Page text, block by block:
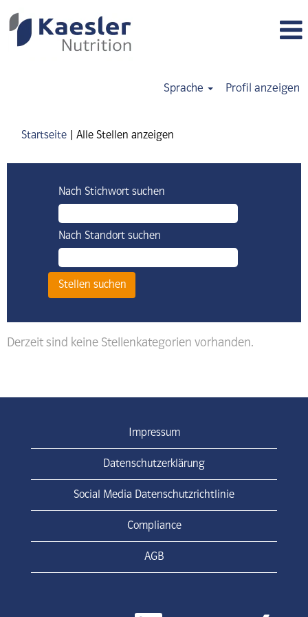
Sprache Profil anzeigen
Startseite Alle Stellen anzeigen
Nach Stichwort suchen
Nach Standort suchen
Derzeit sind keine Stellenkategorien vorhanden.
Impressum
Datenschutzerklärung
Social Media Datenschutzrichtlinie
Compliance
AGB